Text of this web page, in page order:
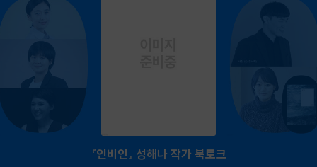
『인비인』 성해나 작가 북토크